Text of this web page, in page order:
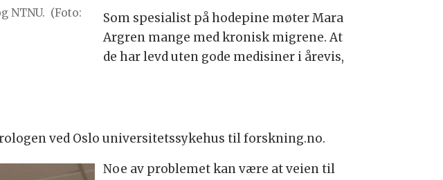
NTNU. (Foto:
Som spesialist på hodepine møter Mara
Argren mange med kronisk migrene. At
de har levd uten gode medisiner i årevis,
ved Oslo universitetssykehus til forskning.no.
Noe av problemet kan være at veien til